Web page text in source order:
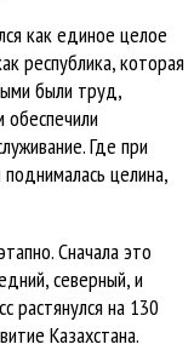
как единое целое
республика, которая
были труд,
Где при
целина,
Сначала это
северный, и
растянулся на 130
Казахстана.